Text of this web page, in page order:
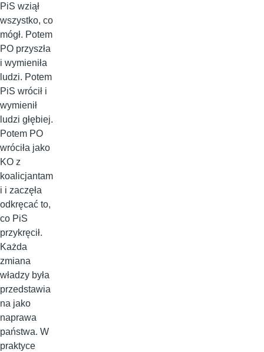
PiS wziął
wszystko, co
mógł. Potem
PO przyszła
i wymieniła
ludzi. Potem
PiS wrócił i
wymienił
ludzi głębiej.
Potem PO
wróciła jako
KO z
koalicjantam
i i zaczęła
odkręcać to,
co PiS
przykręcił.
Każda
zmiana
władzy była
przedstawia
na jako
naprawa
państwa. W
praktyce